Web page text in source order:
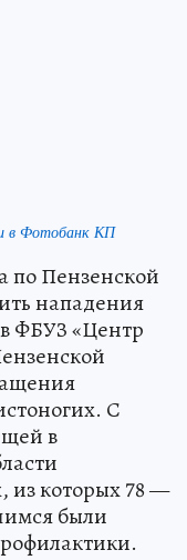
в Фотобанк КП
по Пензенской
нападения
ФБУЗ «Центр
С
в
из которых 78 —
были